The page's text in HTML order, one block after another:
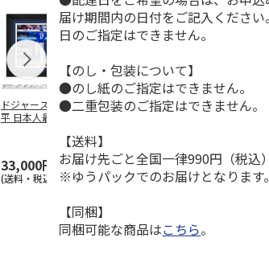
ドジャース 大谷翔
平 日本人最多53試
33,000円
(送料・税込)
MLB ドジャース 大
谷翔平 2026 NL 3・
33,000円
(送料・税込)
ドジャース 大
9,900円
(送料・税込)
届け期間内の日付をご記入くださ
日のご指定はできません。
【のし・包装について】
●のし紙のご指定はできません。
●二重包装のご指定はできません。
【送料】
お届け先ごと全国一律990円（税込）
※ゆうパックでのお届けとなります。
【同梱】
同梱可能な商品はこちら。